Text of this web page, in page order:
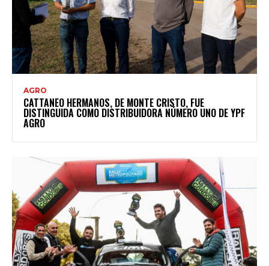
AGRO
CATTANEO HERMANOS, DE MONTE CRISTO, FUE
DISTINGUIDA COMO DISTRIBUIDORA NÚMERO UNO DE YPF
AGRO